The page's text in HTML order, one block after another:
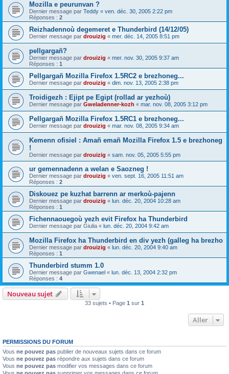
Mozilla e peurunvan ?
Dernier message par Teddy « ven. déc. 30, 2005 2:22 pm
Réponses : 2
Reizhadennoù degemeret e Thunderbird (14/12/05)
Dernier message par drouizig « mer. déc. 14, 2005 8:51 pm
pellgargañ?
Dernier message par drouizig « mer. nov. 30, 2005 9:37 am
Réponses : 1
Pellgargañ Mozilla Firefox 1.5RC2 e brezhoneg...
Dernier message par drouizig « dim. nov. 13, 2005 2:38 pm
Troidigezh : Ejipt pe Egipt (rollad ar yezhoù)
Dernier message par Gweladenner-kozh « mar. nov. 08, 2005 3:12 pm
Pellgargañ Mozilla Firefox 1.5RC1 e brezhoneg...
Dernier message par drouizig « mar. nov. 08, 2005 9:34 am
Kemenn ofisiel : Amañ emañ Mozilla Firefox 1.5 e brezhoneg
!
Dernier message par drouizig « sam. nov. 05, 2005 5:55 pm
ur gemennadenn a welan e Saozneg !
Dernier message par drouizig « ven. sept. 16, 2005 11:51 am
Réponses : 2
Diskouez pe kuzhat barrenn ar merkoù-pajenn
Dernier message par drouizig « lun. déc. 20, 2004 10:28 am
Réponses : 1
Fichennaouegoù yezh evit Firefox ha Thunderbird
Dernier message par Giulia « lun. déc. 20, 2004 9:42 am
Mozilla Firefox ha Thunderbird en div yezh (galleg ha brezho
Dernier message par drouizig « lun. déc. 20, 2004 9:40 am
Réponses : 1
Thunderbird stumm 1.0
Dernier message par Gwenael « lun. déc. 13, 2004 2:32 pm
Réponses : 4
Nouveau sujet
33 sujets • Page 1 sur 1
Aller
PERMISSIONS DU FORUM
Vous ne pouvez pas publier de nouveaux sujets dans ce forum
Vous ne pouvez pas répondre aux sujets dans ce forum
Vous ne pouvez pas modifier vos messages dans ce forum